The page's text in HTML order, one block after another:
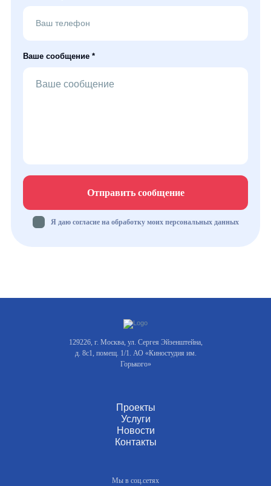
Ваше сообщение *
Отправить сообщение
Я даю согласие на обработку моих персональных данных
129226, г. Москва, ул. Сергея Эйзенштейна,
д. 8с1, помещ. 1/1. АО «Киностудия им.
Горького»
Проекты
Услуги
Новости
Контакты
Мы в соц.сетях